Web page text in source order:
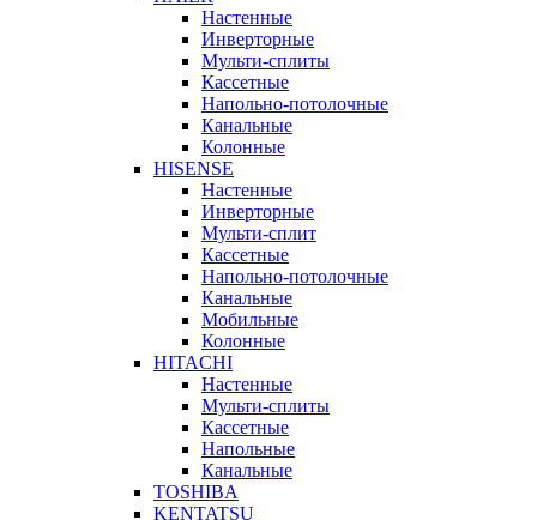
Настенные
Инверторные
Мульти-сплиты
Кассетные
Напольно-потолочные
Канальные
Колонные
HISENSE
Настенные
Инверторные
Мульти-сплит
Кассетные
Напольно-потолочные
Канальные
Мобильные
Колонные
HITACHI
Настенные
Мульти-сплиты
Кассетные
Напольные
Канальные
TOSHIBA
KENTATSU